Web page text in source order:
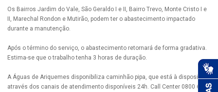
Os Bairros Jardim do Vale, São Geraldo I e II, Bairro Trevo, Monte Cristo I e
II, Marechal Rondon e Mutirão, podem ter o abastecimento impactado
durante a manutenção.
Após o término do serviço, o abastecimento retornará de forma gradativa.
Estima-se que o trabalho tenha 3 horas de duração.
A Águas de Ariquemes disponibiliza caminhão pipa, que está à disposição
através dos canais de atendimento disponíveis 24h. Call Center 0800 690